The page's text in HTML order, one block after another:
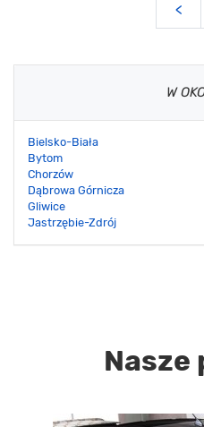
<
W
Bielsko-Biała
Bytom
Chorzów
Dąbrowa Górnicza
Gliwice
Jastrzębie-Zdrój
Nasze